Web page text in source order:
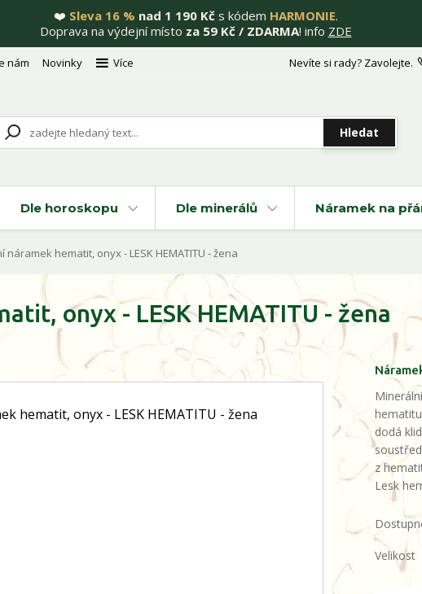
❤️ Sleva 16 % nad 1 190 Kčs kódem HARMONIE.
Doprava na výdejní místo za 59 Kč / ZDARMA! info ZDE
nám Novinky Více
Hledat
Nevíte si rady? Zavolejte.
Dle horoskopu Dle minerálů Náramek na
náramek hematit, onyx - LESK HEMATITU - žena
onyx - LESK HEMATITU - žena
dodá
z
Lesk
Velikost